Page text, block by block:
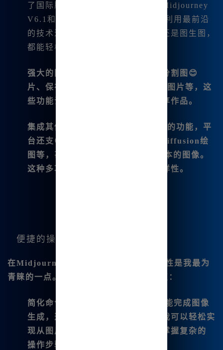
了国际版的全部功能，包括最新的Midjourney
V6.1和niji6版本。这意味着我可以利用最前沿
的技术进行创作，无论是文生图还是图生图，
都能轻松搞定。
强大的图像处理功能：包括👍一键分割图😊
片、保存四张Midjourney四宫格图片等，这
些功能让我能够更高效地处理和分享作品。
集成其他工具
：除了Midjourney的功能，平
台还支😊持SDXL绘图、Stable-diffusion绘
图等，甚至能够直接生成dalle-3版本的图像。
这种多功能集成让我的创作更具多样性。
便捷的操作体验
在Midjourney中文绘画
中，操作的简便性是我最为
青睐的一点。以下是一些具体的操作特点：
简化命令输入
：无需复 杂的命令就能完成图像
生成，这对于新手用户尤为友好。我可以轻松实
现从图片生成到变幻的过程，无需掌握复杂的
操作步骤。